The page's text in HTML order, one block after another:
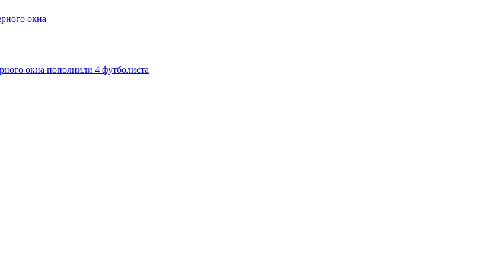
окна
окна пополнили 4 футболиста